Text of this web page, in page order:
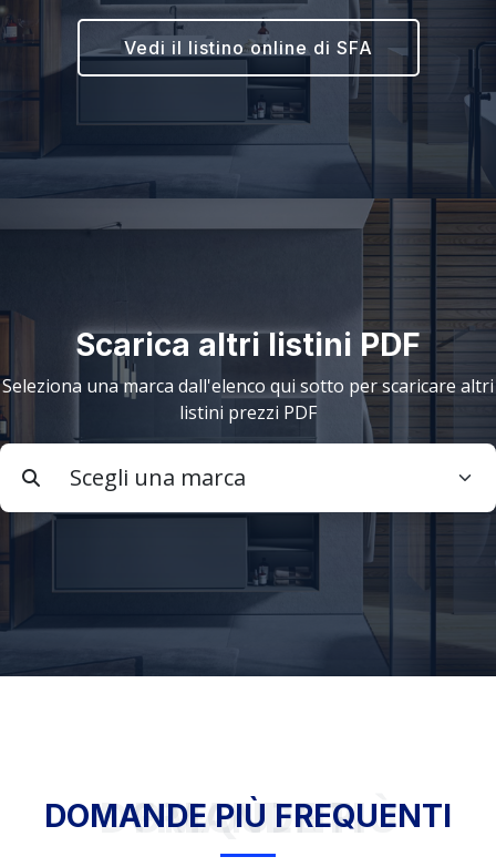
Vedi il listino online di SFA
Scarica altri listini PDF
Seleziona una marca dall'elenco qui sotto per scaricare altri
listini prezzi PDF
DOMANDE PIÙ FREQUENTI
DOMANDE PIÙ FREQUENTI